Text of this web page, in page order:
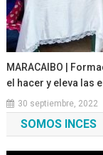
MARACAIBO |
el hacer y eleva las
30 septiembre, 2022
SOMOS INCES